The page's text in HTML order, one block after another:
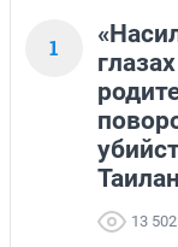
1
13 502